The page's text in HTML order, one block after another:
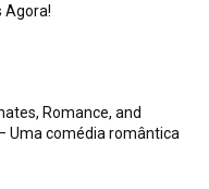
Agora!
Romance, and
Uma comédia romântica